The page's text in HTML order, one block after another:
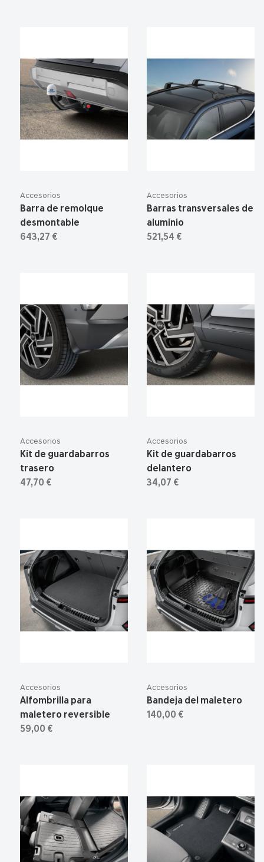
Accesorios
Barra de remolque
desmontable
643,27 €
Accesorios
Barras transversales de
aluminio
521,54 €
Accesorios
Kit de guardabarros
trasero
47,70 €
Accesorios
Kit de guardabarros
delantero
34,07 €
Accesorios
Alfombrilla para
maletero reversible
59,00 €
Accesorios
Bandeja del maletero
140,00 €